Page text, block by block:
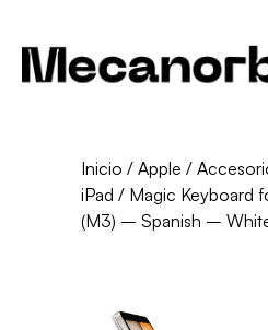
Inicio /Apple /
iPad / Magic Keyboard
(M3) – Spanish –